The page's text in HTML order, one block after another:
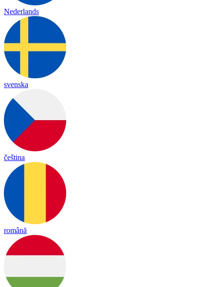
Nederlands
svenska
čeština
română